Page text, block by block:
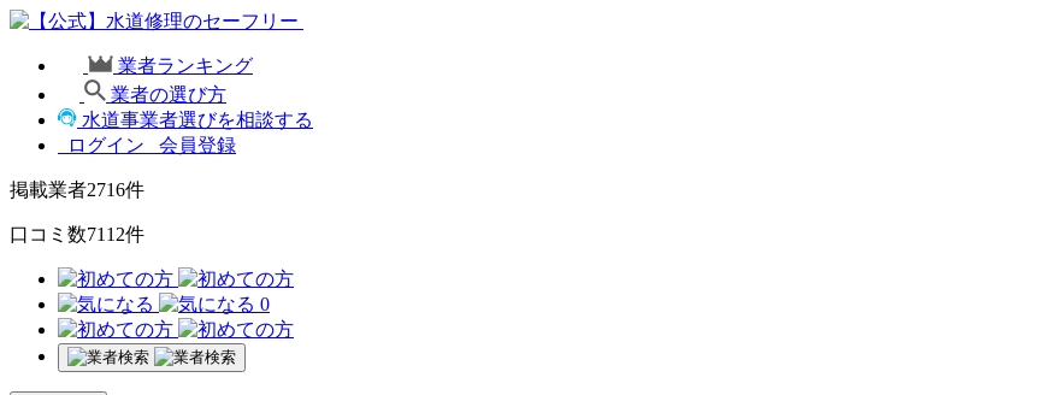
業者ランキング
業者の選び方
水道事業者選びを相談する
ログイン
会員登録
掲載業者2716件
口コミ数7112件
0